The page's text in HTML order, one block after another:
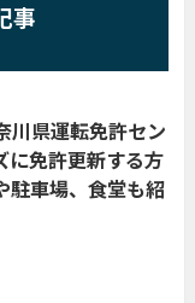
事
川県運転免許セン
に免許更新する方
駐車場、食堂も紹